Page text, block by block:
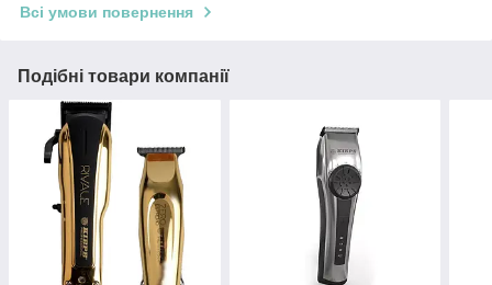
Всі умови повернення
Подібні товари компанії